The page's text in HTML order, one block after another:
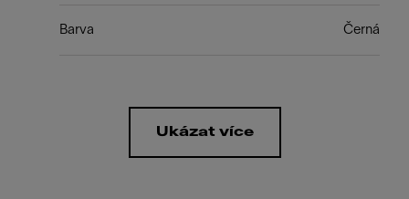
Barva Černá
Ukázat více